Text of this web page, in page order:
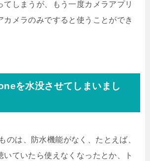
てしまうが、もう一度カメラアプリ
カメラのみですると使うことができ
を水没させてしまいまし
のは、防水機能がなく、たとえば、
いていたら使えなくなったとか、ト